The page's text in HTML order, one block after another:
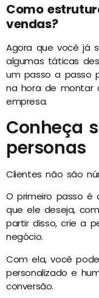
Como
vendas?
Agora que você já
algumas táticas
um passo a passo
na hora de montar
empresa.
Conheça
personas
Clientes não são
O primeiro passo é
que ele deseja,
partir disso, crie a
negócio.
Com ela, você
personalizado e
conversão.